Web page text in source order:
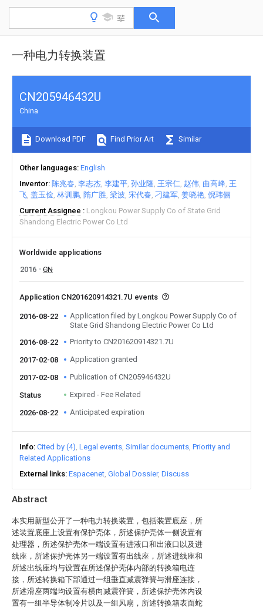
一种电力转换装置
Abstract
本实用新型公开了一种电力转换装置，包括装置底座，所
述装置底座上设置有保护壳体，所述保护壳体一侧设置有
处理器，所述保护壳体一端设置有进液口和出液口以及进
线座，所述保护壳体另一端设置有出线座，所述进线座和
所述出线座均与设置在所述保护壳体内部的转换箱电连
接，所述转换箱下部通过一组垂直减震弹簧与滑座连接，
所述滑座两端均设置有横向减震弹簧，所述保护壳体内设
置有一组半导体制冷片以及一组风扇，所述转换箱表面蛇
CN205946432U
China
Download PDF Find Prior Art Similar
Other languages English
Inventor 陈兆春 李志杰 李建平 孙业隆 王宗仁 赵伟 曲高峰 王
飞 盖玉俭 林训鹏 隋广胜 梁波 宋代春 刁建军 姜晓艳 倪玮俪
Current Assignee
Longkou Power Supply Co of State Grid
Shandong Electric Power Co Ltd
Worldwide applications
2016
CN
Application CN201620914321.7U events
2016-08-22
Application filed by Longkou Power Supply Co of
State Grid Shandong Electric Power Co Ltd
2016-08-22
Priority to CN201620914321.7U
2017-02-08 Application granted
2017-02-08 Publication of CN205946432U
Status Expired - Fee Related
2026-08-22 Anticipated expiration
Info Cited by (4) Legal events Similar documents Priority and
Related Applications
External links Espacenet Global Dossier Discuss